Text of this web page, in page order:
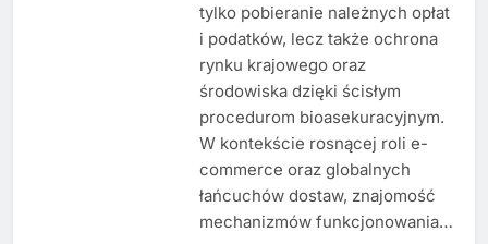
tylko pobieranie należnych opłat
i podatków, lecz także ochrona
rynku krajowego oraz
środowiska dzięki ścisłym
procedurom bioasekuracyjnym.
W kontekście rosnącej roli e-
commerce oraz globalnych
łańcuchów dostaw, znajomość
mechanizmów funkcjonowania…